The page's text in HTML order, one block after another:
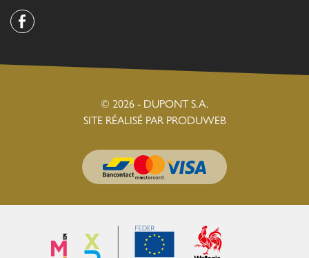
Facebook
© 2026 - DUPONT S.A.
SITE RÉALISÉ PAR PRODUWEB